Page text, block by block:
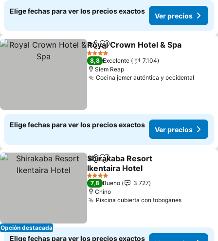
Elige fechas para ver los precios exactos
Ver precios
CompartirAgregar a favoritos
Royal Crown Hotel & Spa
4 Estrellas
8,8 Excelente
7.104
Siem Reap
Cocina jemer auténtica y occidental
Elige fechas para ver los precios exactos
Ver precios
Opción destacada
CompartirAgregar a favoritos
Shirakaba Resort
Ikentaira Hotel
4 Estrellas
7,8 Bueno
3.727
Chino
Piscina cubierta con toboganes
Elige fechas para ver los precios exactos